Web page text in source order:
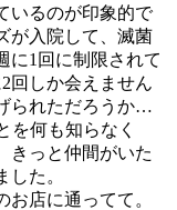
いるのが印象的で
が入院して、滅菌
に1回に制限されて
回しか会えません
られただろうか…
を何も知らなく
きっと仲間がいた
た。
店に通ってて。